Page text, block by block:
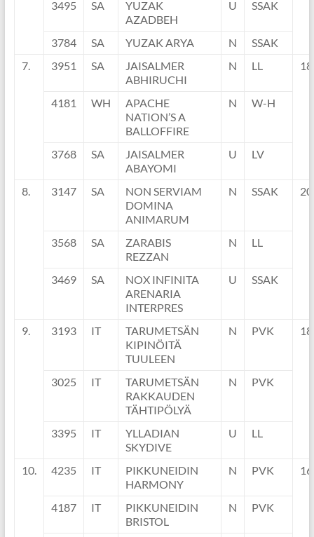
3495 SA
YUZAK
AZADBEH
U SSAK
3784 SA YUZAK ARYA N
SSAK
7.
3951 SA
JAISALMER
ABHIRUCHI
N LL
4181 WH
APACHE
NATION’S A
BALLOFFIRE
N W-H
3768 SA
JAISALMER
ABAYOMI
U LV
8. 3147 SA
NON SERVIAM
DOMINA
ANIMARUM
N SSAK
3568 SA
ZARABIS
REZZAN
N LL
3469 SA
NOX INFINITA
ARENARIA
INTERPRES
U SSAK
9. 3193 IT
TARUMETSÄN
KIPINÖITÄ
TUULEEN
N PVK
3025 IT
TARUMETSÄN
RAKKAUDEN
TÄHTIPÖLYÄ
N PVK
3395 IT
YLLADIAN
SKYDIVE
U LL
10. 4235 IT
PIKKUNEIDIN
HARMONY
N PVK
4187 IT
PIKKUNEIDIN
BRISTOL
N PVK